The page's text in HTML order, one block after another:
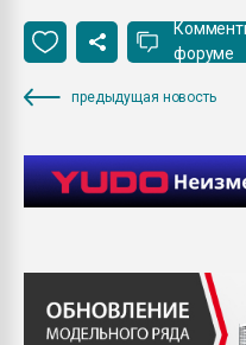
форуме
предыдущая новость